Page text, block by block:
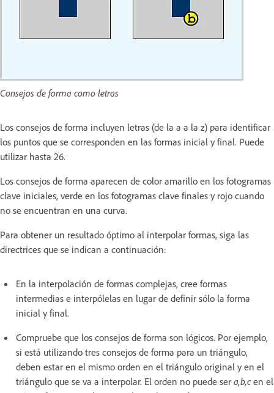
Consejos de forma como letras
Los consejos de forma incluyen letras (de la a a la z) para identificar
los puntos que se corresponden en las formas inicial y final. Puede
utilizar hasta 26.
Los consejos de forma aparecen de color amarillo en los fotogramas
clave iniciales, verde en los fotogramas clave finales y rojo cuando
no se encuentran en una curva.
Para obtener un resultado óptimo al interpolar formas, siga las
directrices que se indican a continuación:
En la interpolación de formas complejas, cree formas
intermedias e interpólelas en lugar de definir sólo la forma
inicial y final.
Compruebe que los consejos de forma son lógicos. Por ejemplo,
si está utilizando tres consejos de forma para un triángulo,
deben estar en el mismo orden en el triángulo original y en el
triángulo que se va a interpolar. El orden no puede ser a,b,c en el